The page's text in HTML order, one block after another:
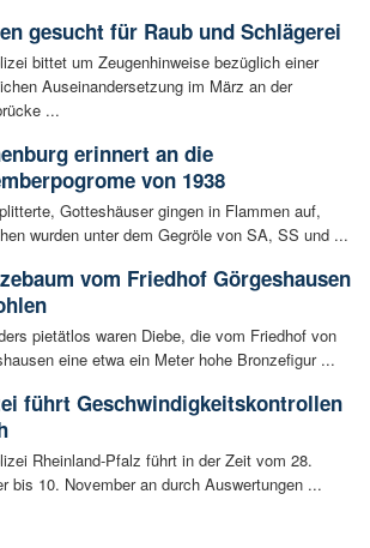
gesucht für Raub und Schlägerei
bittet um Zeugenhinweise bezüglich einer
Auseinandersetzung im März an der
...
erinnert an die
von 1938
Gotteshäuser gingen in Flammen auf,
wurden unter dem Gegröle von SA, SS und ...
vom Friedhof Görgeshausen
pietätlos waren Diebe, die vom Friedhof von
eine etwa ein Meter hohe Bronzefigur ...
führt Geschwindigkeitskontrollen
Rheinland-Pfalz führt in der Zeit vom 28.
bis 10. November an durch Auswertungen ...